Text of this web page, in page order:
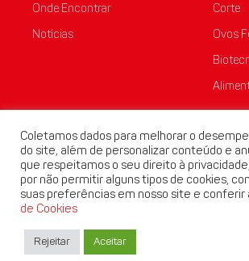
Onde Encontrar
Notícias
Corte
Ovos
© Globoaves | Todos os Direitos
Coletamos dados para melhorar o
do site, além de personalizar conteúdo e
que respeitamos o seu direito à
por não permitir alguns tipos de cookies,
suas preferências em nosso site e conferir
de Cookies
Rejeitar Aceitar